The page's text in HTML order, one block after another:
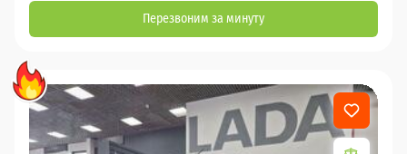
Перезвоним за минуту